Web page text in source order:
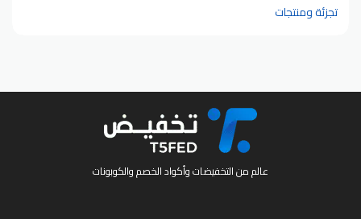
تجزئة ومنتجات
عالم من التخفيضات وأكواد الخصم والكوبونات